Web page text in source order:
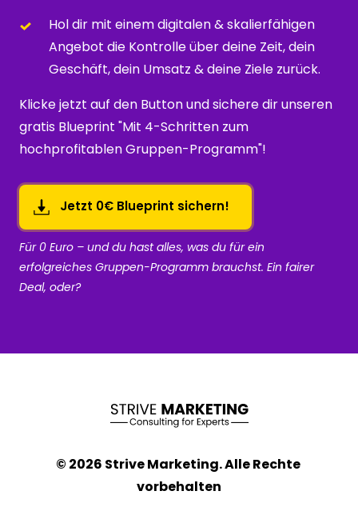
Hol dir mit einem digitalen & skalierfähigen
Angebot die Kontrolle über deine Zeit, dein
Geschäft, dein Umsatz & deine Ziele zurück.
Klicke jetzt auf den Button und sichere dir unseren
gratis Blueprint "Mit 4-Schritten zum
hochprofitablen Gruppen-Programm"!
Jetzt 0€ Blueprint sichern!
Für 0 Euro – und du hast alles, was du für ein
erfolgreiches Gruppen-Programm brauchst. Ein fairer
Deal, oder?
© 2026 Strive Marketing. Alle Rechte
vorbehalten